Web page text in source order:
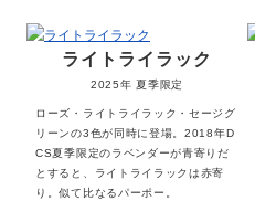
ライトライラック
2025年夏季限定
ローズ・ライトライラック・セージグ
リーンの3色が同時に登場。2018年D
CS夏季限定のラベンダーが青寄りだ
とすると、ライトライラックは赤寄
り。似て比なるパーポー。